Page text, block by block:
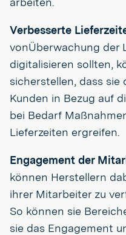
Verbesserte
vonÜberwachung der
digitalisieren sollten,
sicherstellen, dass
Kunden in Bezug auf
bei Bedarf
Lieferzeiten ergreifen.
Engagement der
können Herstellern
ihrer Mitarbeiter zu
So können sie
sie das Engagement